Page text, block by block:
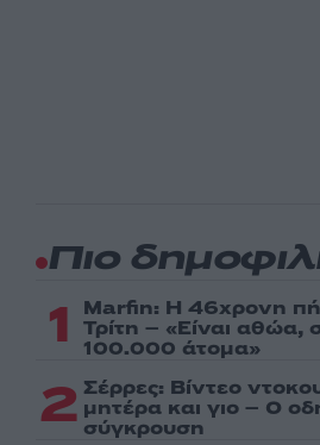
Πιο
1 Marfin: Η 46χρονη
Τρίτη – «Είναι αθώα,
100.000 άτομα»
2 Σέρρες: Βίντεο
μητέρα και γιο – Ο
σύγκρουση